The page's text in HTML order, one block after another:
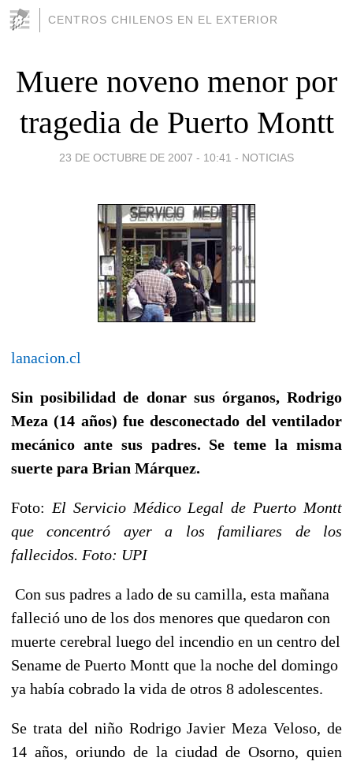
CENTROS CHILENOS EN EL EXTERIOR
Muere noveno menor por
tragedia de Puerto Montt
23 DE OCTUBRE DE 2007 - 10:41 - NOTICIAS
lanacion.cl
Sin posibilidad de donar sus órganos, Rodrigo
Meza (14 años) fue desconectado del ventilador
mecánico ante sus padres. Se teme la misma
suerte para Brian Márquez.
Foto: El Servicio Médico Legal de Puerto Montt
que concentró ayer a los familiares de los
fallecidos. Foto: UPI
Con sus padres a lado de su camilla, esta mañana
falleció uno de los dos menores que quedaron con
muerte cerebral luego del incendio en un centro del
Sename de Puerto Montt que la noche del domingo
ya había cobrado la vida de otros 8 adolescentes.
Se trata del niño Rodrigo Javier Meza Veloso, de
14 años, oriundo de la ciudad de Osorno, quien